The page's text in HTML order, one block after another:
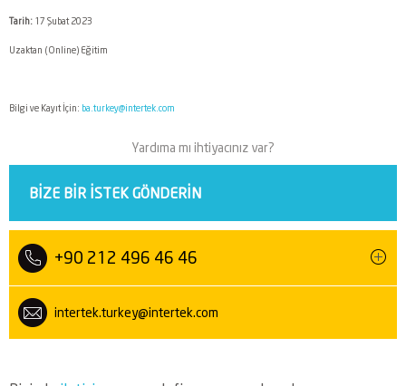
Tarih: 17 Şubat 2023
Uzaktan (Online) Eğitim
Bilgi ve Kayıt İçin: ba.turkey@intertek.com
Yardıma mı ihtiyacınız var?
BIZE BIR ISTEK GÖNDERIN
+90 212 496 46 46
intertek.turkey@intertek.com